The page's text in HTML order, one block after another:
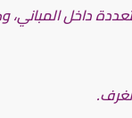
داخل المباني،